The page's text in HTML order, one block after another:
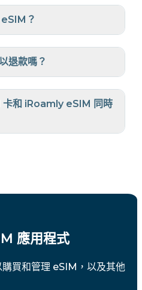
？
退款嗎？
卡和 iRoamly eSIM 同時
應用程式
買和管理 eSIM，以及其他